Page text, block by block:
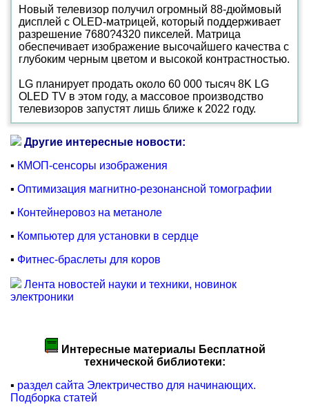
Новый телевизор получил огромный 88-дюймовый
дисплей с OLED-матрицей, который поддерживает
разрешение 7680?4320 пикселей. Матрица
обеспечивает изображение высочайшего качества с
глубоким черным цветом и высокой контрастностью.
LG планирует продать около 60 000 тысяч 8K LG
OLED TV в этом году, а массовое производство
телевизоров запустят лишь ближе к 2022 году.
Другие интересные новости:
▪ КМОП-сенсоры изображения
▪ Оптимизация магнитно-резонансной томографии
▪ Контейнеровоз на метаноле
▪ Компьютер для установки в сердце
▪ Фитнес-браслеты для коров
Лента новостей науки и техники, новинок
электроники
Интересные материалы Бесплатной
технической библиотеки:
▪ раздел сайта Электричество для начинающих.
Подборка статей